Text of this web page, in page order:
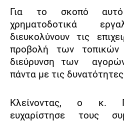
Για το σκοπό αυτό
χρηματοδοτικά
διευκολύνουν τις
προβολή των τοπικών
διεύρυνση των
πάντα με τις
Κλείνοντας, ο κ.
ευχαρίστησε τους